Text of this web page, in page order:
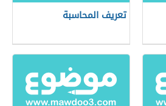
تعريف المحاسبة